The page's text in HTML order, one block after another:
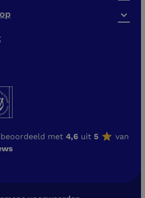
met 4,6 uit 5
van